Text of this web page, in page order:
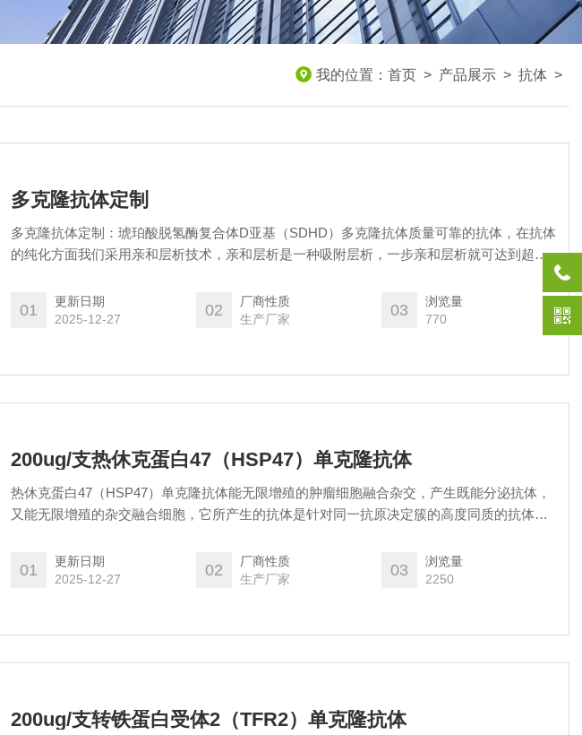
我的位置： 首页 > 产品展示 > 抗体 >
多克隆抗体定制
多克隆抗体定制：琥珀酸脱氢酶复合体D亚基（SDHD）多克隆抗体质量可靠的抗体，在抗体
的纯化方面我们采用亲和层析技术，亲和层析是一种吸附层析，一步亲和层析就可达到超过
一个抗体都经过严格检测和稳定性测试，保证了结果的准确性、敏感性、特异性。仅供实验
大鼠、小鼠、兔等实验动物标本检测使用！
01
更新日期
2025-12-27
02
厂商性质
生产厂家
03
浏览量
770
200ug/支热休克蛋白47（HSP47）单克隆抗体
热休克蛋白47（HSP47）单克隆抗体能无限增殖的肿瘤细胞融合杂交，产生既能分泌抗体，
又能无限增殖的杂交融合细胞，它所产生的抗体是针对同一抗原决定簇的高度同质的抗体，
重复性好、且能持续地*。
01
更新日期
2025-12-27
02
厂商性质
生产厂家
03
浏览量
2250
200ug/支转铁蛋白受体2（TFR2）单克隆抗体